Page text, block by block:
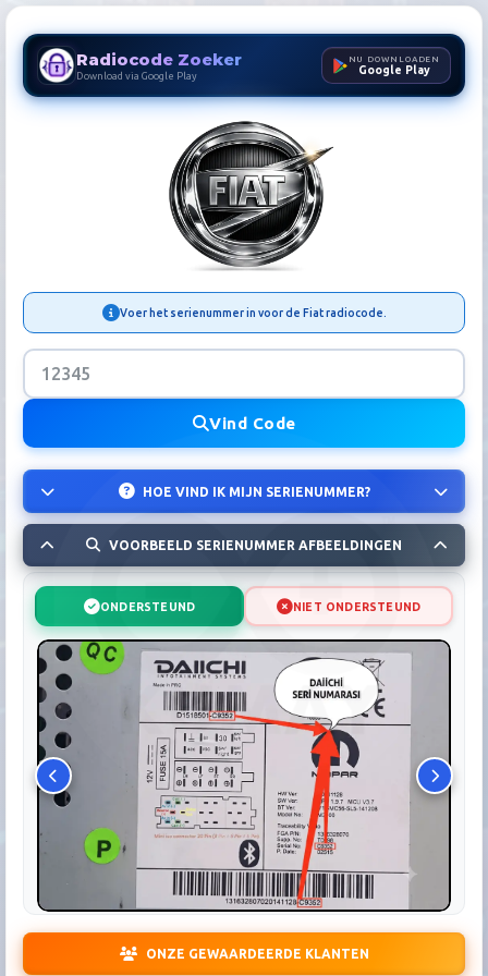
Radiocode Zoeker
Download via Google Play
NU DOWNLOADEN
Google Play
Fiat Radiocode Zoeker |
Voer het serienummer in voor de Fiat radiocode.
Vind Code
HOE VIND IK MIJN SERIENUMMER?
VOORBEELD SERIENUMMER AFBEELDINGEN
ONDERSTEUND NIET ONDERSTEUND
ONZE GEWAARDEERDE KLANTEN